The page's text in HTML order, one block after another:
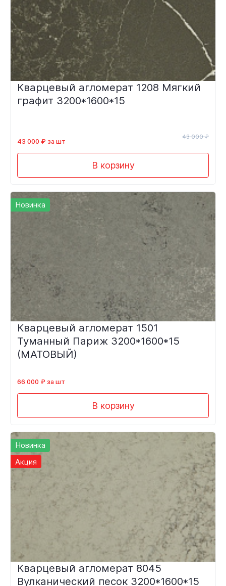
Кварцевый агломерат 1208 Мягкий
графит 3200*1600*15
43 000 ₽ за шт
43 000 ₽
В корзину
Новинка
Кварцевый агломерат 1501
Туманный Париж 3200*1600*15
(МАТОВЫЙ)
66 000 ₽ за шт
В корзину
Новинка
Акция
Кварцевый агломерат 8045
Вулканический песок 3200*1600*15